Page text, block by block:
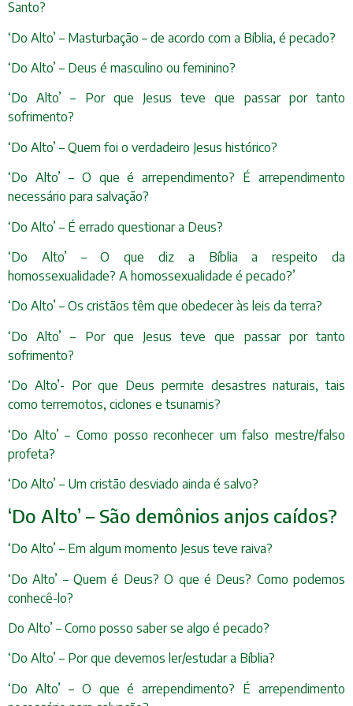
Santo?
‘Do Alto’ – Masturbação – de acordo com a Bíblia, é pecado?
‘Do Alto’ – Deus é masculino ou feminino?
‘Do Alto’ – Por que Jesus teve que passar por tanto
sofrimento?
‘Do Alto’ – Quem foi o verdadeiro Jesus histórico?
‘Do Alto’ – O que é arrependimento? É arrependimento
necessário para salvação?
‘Do Alto’ – É errado questionar a Deus?
‘Do Alto’ – O que diz a Bíblia a respeito da
homossexualidade? A homossexualidade é pecado?’
‘Do Alto’ – Os cristãos têm que obedecer às leis da terra?
‘Do Alto’ – Por que Jesus teve que passar por tanto
sofrimento?
‘Do Alto’- Por que Deus permite desastres naturais, tais
como terremotos, ciclones e tsunamis?
‘Do Alto’ – Como posso reconhecer um falso mestre/falso
profeta?
‘Do Alto’ – Um cristão desviado ainda é salvo?
‘Do Alto’ – São demônios anjos caídos?
‘Do Alto’ – Em algum momento Jesus teve raiva?
‘Do Alto’ – Quem é Deus? O que é Deus? Como podemos
conhecê-lo?
Do Alto’ – Como posso saber se algo é pecado?
‘Do Alto’ – Por que devemos ler/estudar a Bíblia?
‘Do Alto’ – O que é arrependimento? É arrependimento